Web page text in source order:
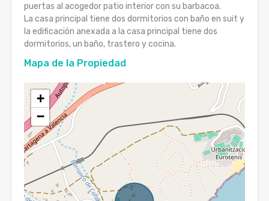
puertas al acogedor patio interior con su barbacoa.
La casa principal tiene dos dormitorios con baño en suit y
la edificación anexada a la casa principal tiene dos
dormitorios, un baño, trastero y cocina.
Mapa de la Propiedad
+
−